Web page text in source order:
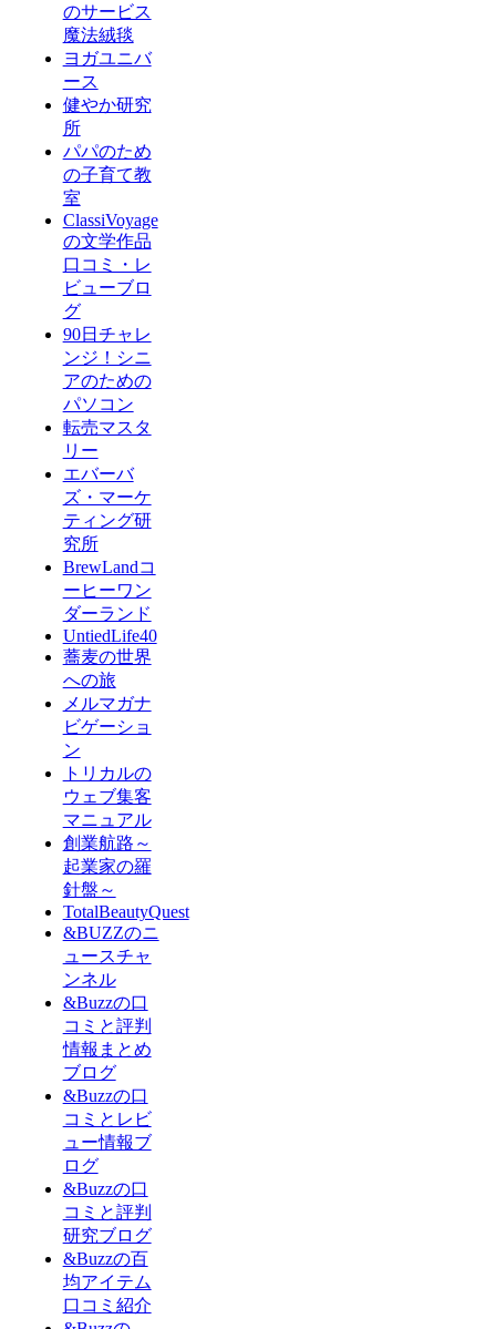
のサービス
魔法絨毯
ヨガユニバ
ース
健やか研究
所
パパのため
の子育て教
室
ClassiVoyage
の文学作品
口コミ・レ
ビューブロ
グ
90日チャレ
ンジ！シニ
アのための
パソコン
転売マスタ
リー
エバーバ
ズ・マーケ
ティング研
究所
BrewLandコ
ーヒーワン
ダーランド
UntiedLife40
蕎麦の世界
への旅
メルマガナ
ビゲーショ
ン
トリカルの
ウェブ集客
マニュアル
創業航路～
起業家の羅
針盤～
TotalBeautyQuest
&BUZZのニ
ュースチャ
ンネル
&Buzzの口
コミと評判
情報まとめ
ブログ
&Buzzの口
コミとレビ
ュー情報ブ
ログ
&Buzzの口
コミと評判
研究ブログ
&Buzzの百
均アイテム
口コミ紹介